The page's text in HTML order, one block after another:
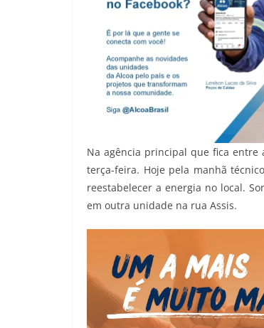
Na agência principal que fica entre
terça-feira. Hoje pela manhã
reestabelecer a energia no local.
em outra unidade na rua Assis.